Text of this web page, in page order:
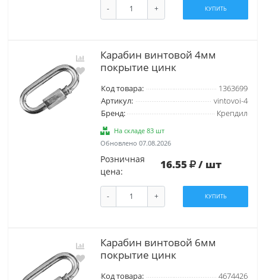
- + КУПИТЬ
Карабин винтовой 4мм
покрытие цинк
Код товара:
1363699
Артикул:
vintovoi-4
Бренд:
Крепдил
На складе 83 шт
Обновлено 07.08.2026
Розничная
цена:
16.55 / шт
- + КУПИТЬ
Карабин винтовой 6мм
покрытие цинк
Код товара:
4674426